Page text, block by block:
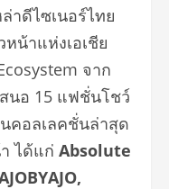
ล่าดีไซเนอร์ไทย
น้าแห่งเอเชีย
จาก
นอ 15 แฟชั่นโชว์
คอลเลคชั่นล่าสุด
ได้แก่ Absolute